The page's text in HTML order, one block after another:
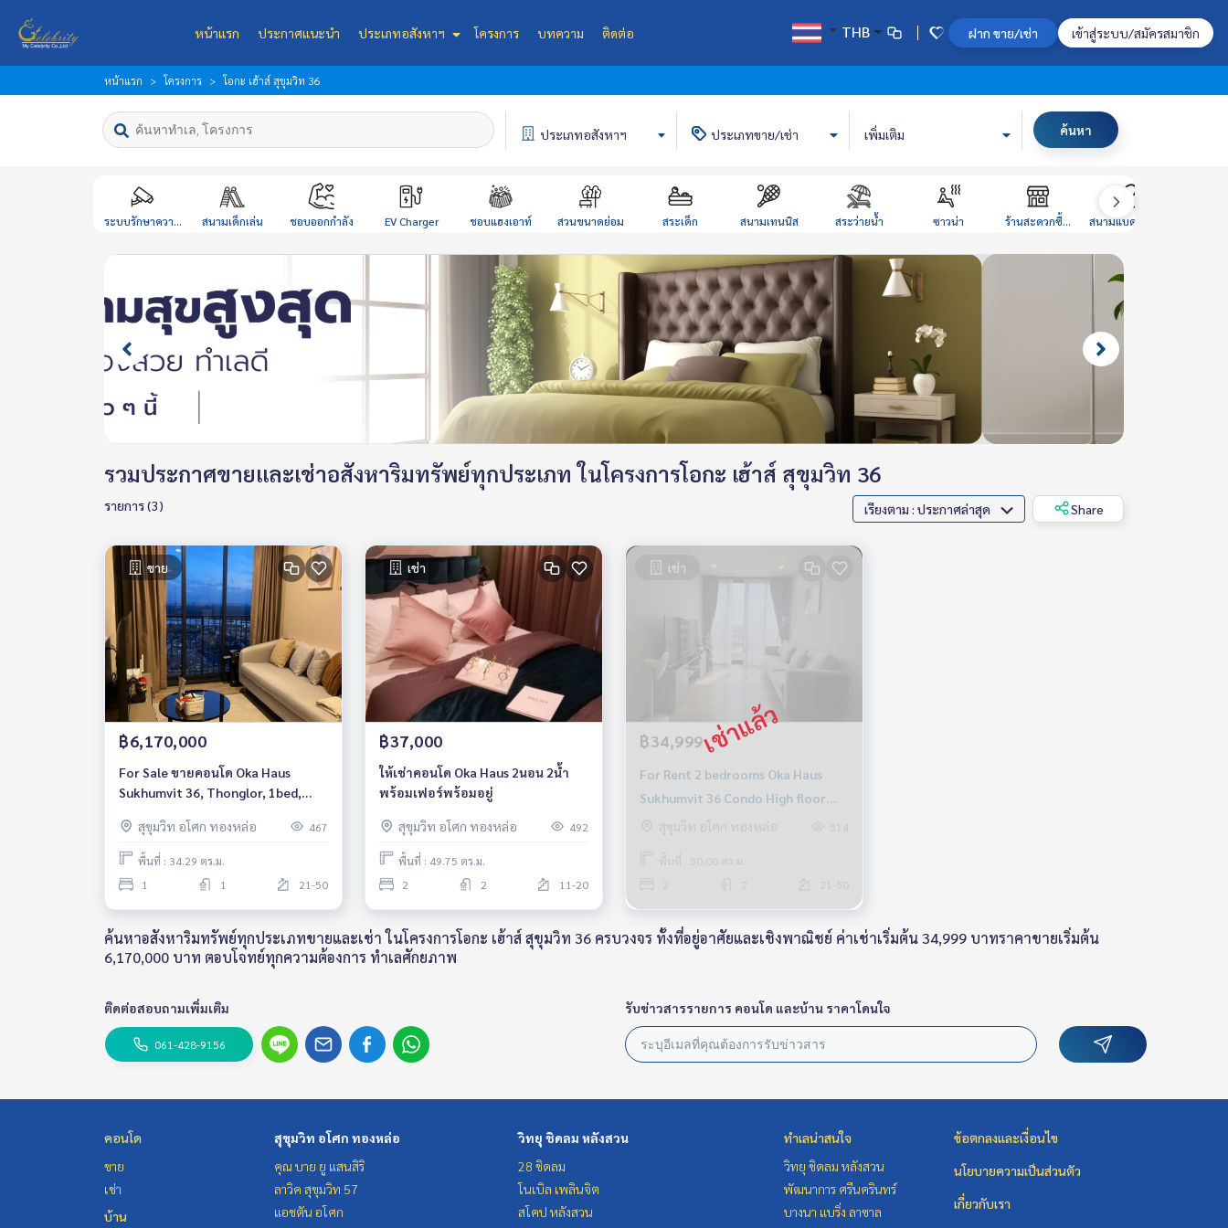
หน้าแรก ประกาศแนะนำ ประเภทอสังหาฯ โครงการ บทความ ติดต่อ THB ฝาก ขาย/เช่า เข้าสู่ระบบ/สมัครสมาชิก
หน้าแรก โครงการ โอกะ เฮ้าส์ สุขุมวิท 36
ประเภทอสังหาฯ ประเภทขาย/เช่า เพิ่มเติม ค้นหา
ระบบรักษาควา... สนามเด็กเล่น ชอบออกกำลัง EV Charger ชอบแฮงเอาท์ สวนขนาดย่อม สระเด็ก สนามเทนนิส สระว่ายน้ำ ซาวน่า ร้านสะดวกซื้... สนามแบดมินตั...
รวมประกาศขายและเช่าอสังหาริมทรัพย์ทุกประเภท ในโครงการโอกะ เฮ้าส์ สุขุมวิท 36
รายการ (3) เรียงตาม : ประกาศล่าสุด Share
ขาย
฿6,170,000
For Sale ขายคอนโด Oka Haus
Sukhumvit 36, Thonglor, 1bed,
Thonglor, River view
สุขุมวิท อโศก ทองหล่อ 467
พื้นที่ : 34.29 ตร.ม.
1
1 21-50
เช่า
฿37,000
ให้เช่าคอนโด Oka Haus 2นอน 2น้ำ
พร้อมเฟอร์พร้อมอยู่
สุขุมวิท อโศก ทองหล่อ 492
พื้นที่ : 49.75 ตร.ม.
2
2 11-20
เช่า
฿34,999
For Rent 2 bedrooms Oka Haus
Sukhumvit 36 Condo High floor
Near BTS Thonglor Fully furnished
สุขุมวิท อโศก ทองหล่อ 514
พื้นที่ : 50.00 ตร.ม.
21-50
ค้นหาอสังหาริมทรัพย์ทุกประเภทขายและเช่า ในโครงการโอกะ เฮ้าส์ สุขุมวิท 36 ครบวงจร ทั้งที่อยู่อาศัยและเชิงพาณิชย์ ค่าเช่าเริ่มต้น 34,999 บาทราคาขายเริ่มต้น
6,170,000 บาท ตอบโจทย์ทุกความต้องการ ทำเลศักยภาพ
ติดต่อสอบถามเพิ่มเติม
061-428-9156
รับข่าวสารรายการ คอนโด และบ้าน ราคาโดนใจ
คอนโด
ขาย
เช่า
บ้าน
สุขุมวิท อโศก ทองหล่อ
คุณ บาย ยู แสนสิริ
ลาวิค สุขุมวิท 57
แอชตัน อโศก
วิทยุ ชิดลม หลังสวน
28 ชิดลม
โนเบิล เพลินจิต
สโคป หลังสวน
ทำเลน่าสนใจ
วิทยุ ชิดลม หลังสวน
พัฒนาการ ศรีนครินทร์
บางนา แบริ่ง ลาซาล
ข้อตกลงและเงื่อนไข
นโยบายความเป็นส่วนตัว
เกี่ยวกับเรา